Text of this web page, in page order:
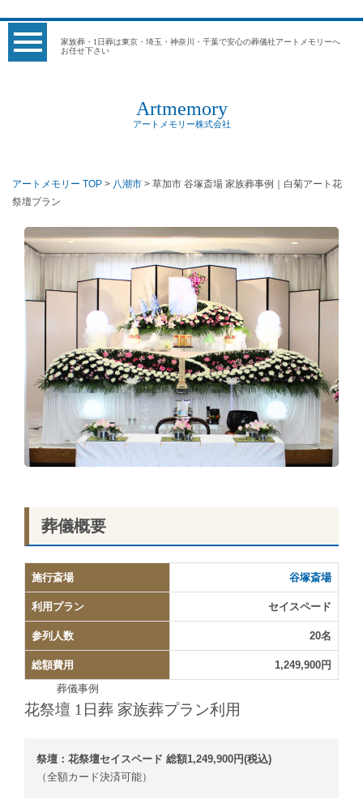
家族葬・1日葬は東京・埼玉・神奈川・千葉で安心の葬儀社アートメモリーへ
お任せ下さい
Artmemory
アートメモリー株式会社
アートメモリー TOP > 八潮市 > 草加市 谷塚斎場 家族葬事例｜白菊アート花
祭壇プラン
葬儀概要
施行斎場 谷塚斎場
利用プラン セイスペード
参列人数 20名
総額費用
1,249,900円
葬儀事例
花祭壇 1日葬 家族葬プラン利用
祭壇：花祭壇セイスペード 総額1,249,900円(税込)
（全額カード決済可能）